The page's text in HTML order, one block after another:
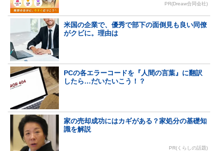
PR(Dreaw合同会社)
米国の企業で、優秀で部下の面倒見も良い同僚
がクビに。理由は
PCの各エラーコードを『人間の言葉』に翻訳
したら…だいたいこう！？
家の売却成功にはカギがある？家処分の基礎知
識を解説
PR(くらしの話題)